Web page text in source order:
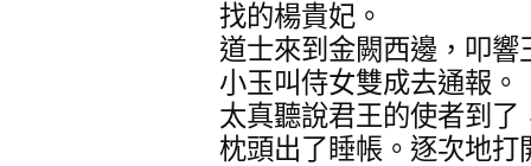
找的楊貴妃。
道士來到金闕西邊，叩
小玉叫侍女雙成去通報。
太真聽說君王的使者到
枕頭出了睡帳。逐次地打